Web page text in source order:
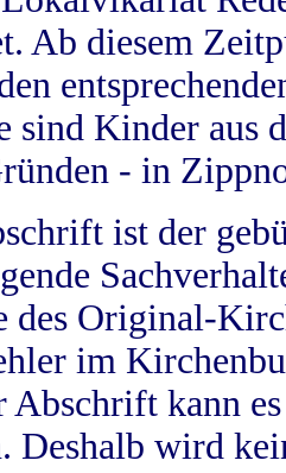
Ab diesem
sind Kinder aus
- in
ist der
des Original-
im
kann
Deshalb wird